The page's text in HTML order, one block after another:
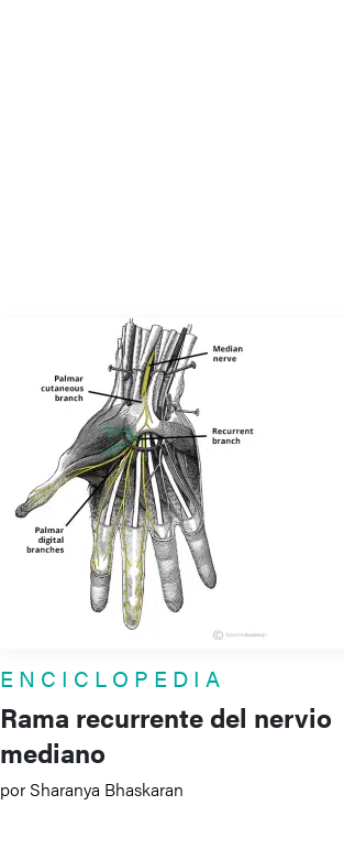
ENCICLOPEDIA
Rama recurrente del nervio
mediano
por Sharanya Bhaskaran